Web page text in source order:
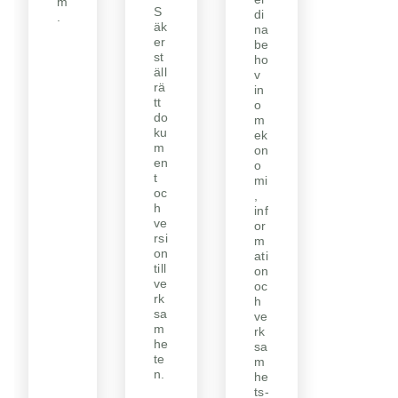
S
äk
er
st
äll
rä
tt
do
ku
m
en
t
oc
h
ve
rsi
on
till
ve
rk
sa
m
he
te
n.
di
na
be
ho
v
in
o
m
ek
on
o
mi
inf
or
m
ati
on
oc
h
ve
rk
sa
m
he
ts-